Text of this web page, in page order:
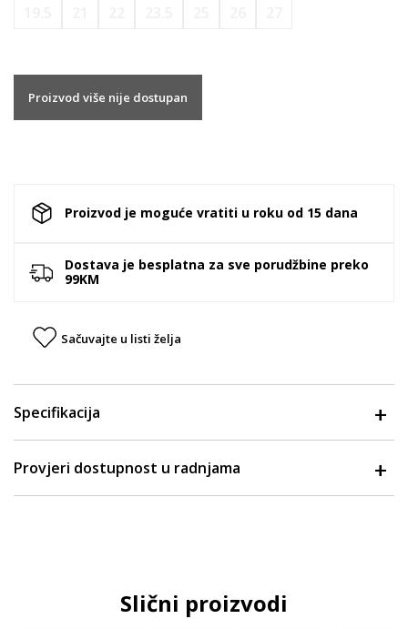
Proizvod više nije dostupan
Proizvod je moguće vratiti u roku od 15 dana
Dostava je besplatna za sve porudžbine preko
99KM
Sačuvajte u listi želja
Specifikacija
Provjeri dostupnost u radnjama
Slični proizvodi